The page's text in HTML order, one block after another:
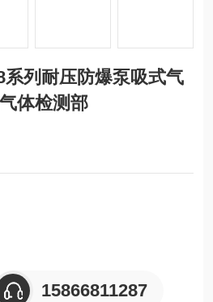
系列耐压防爆泵吸式气
体检测部
15866811287